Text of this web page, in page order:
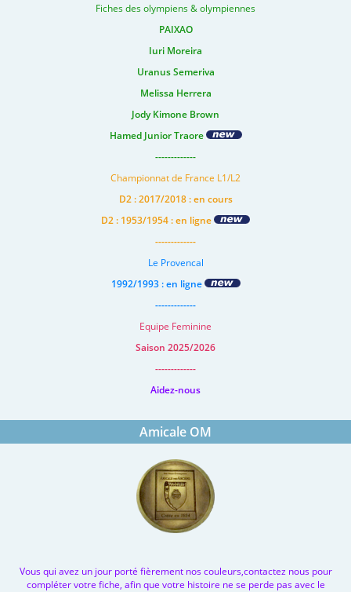
Fiches des olympiens & olympiennes
PAIXAO
Iuri Moreira
Uranus Semeriva
Melissa Herrera
Jody Kimone Brown
Hamed Junior Traore
-------------
Championnat de France L1/L2
D2 : 2017/2018 : en cours
D2 : 1953/1954 : en ligne
-------------
Le Provencal
1992/1993 : en ligne
-------------
Equipe Feminine
Saison 2025/2026
-------------
Aidez-nous
Amicale OM
Vous qui avez un jour porté fièrement nos couleurs,contactez nous pour
compléter votre fiche, afin que votre histoire ne se perde pas avec le